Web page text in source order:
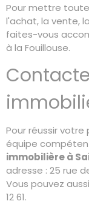
Pour mettre
l'achat, la vente,
faites-vous
à la Fouillouse.
Pour réussir
équipe
immobilière à Sa
adresse : 25 rue
Vous pouvez
12 61.